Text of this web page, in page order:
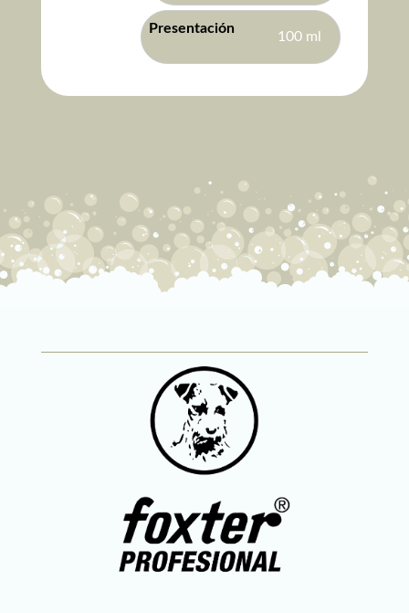
100 ml